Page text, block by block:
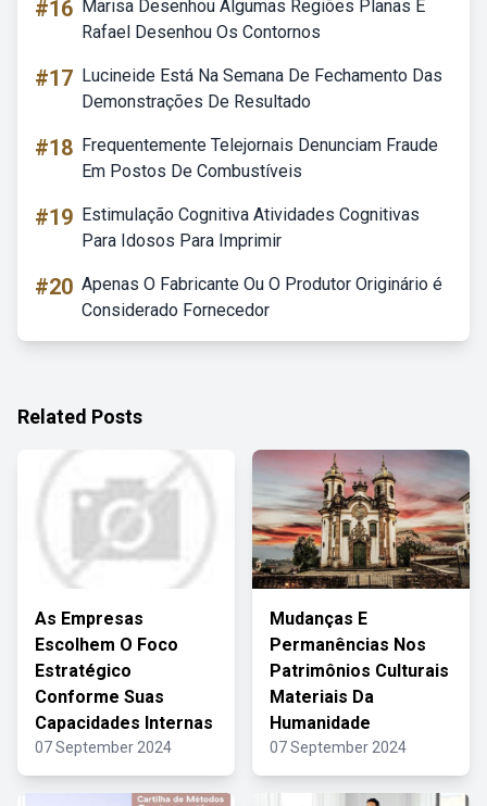
#16 Marisa Desenhou Algumas Regiões Planas E
Rafael Desenhou Os Contornos
#17 Lucineide Está Na Semana De Fechamento Das
Demonstrações De Resultado
#18 Frequentemente Telejornais Denunciam Fraude
Em Postos De Combustíveis
#19 Estimulação Cognitiva Atividades Cognitivas
Para Idosos Para Imprimir
#20 Apenas O Fabricante Ou O Produtor Originário é
Considerado Fornecedor
Related Posts
As Empresas
Escolhem O Foco
Estratégico
Conforme Suas
Capacidades Internas
07 September 2024
Mudanças E
Permanências Nos
Patrimônios Culturais
Materiais Da
Humanidade
07 September 2024